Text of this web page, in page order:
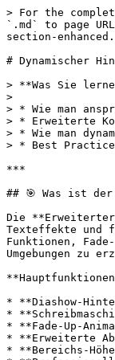
> For the complete documentation index, see [llms.txt](https://docs.openspaces.design/llms.txt). Markdown versions of documentation pages are available by appending `.md` to page URLs; this page is available as [Markdown](https://docs.openspaces.design/german/plain-jane-interactive/sections-and-features/dynamic-background-section-enhanced.md).

# Dynamischer Hintergrund-Abschnitt (Erweitert)

> **Was Sie lernen werden**
>
> * Wie man anspruchsvolle interaktive Hintergründe mit Diashow-Funktionalität und Schreibmaschinen-Effekten erstellt
> * Erweiterte Konfigurationsoptionen für Fade-up-Animationen, Textgrößen und Abstandskontrollen
> * Wie man dynamische Hintergrund-Diashows mit erweiterten visuellen Effekten einrichtet
> * Best Practices zur Erstellung immersiver Hintergrunderlebnisse, die interaktives Storytelling verbessern

***

## 🎯 Was ist der Erweiterte Dynamische Hintergrundbereich?

Die **Erweiterter Dynamischer Hintergrundbereich** in Plain Jane Interactive ist ein